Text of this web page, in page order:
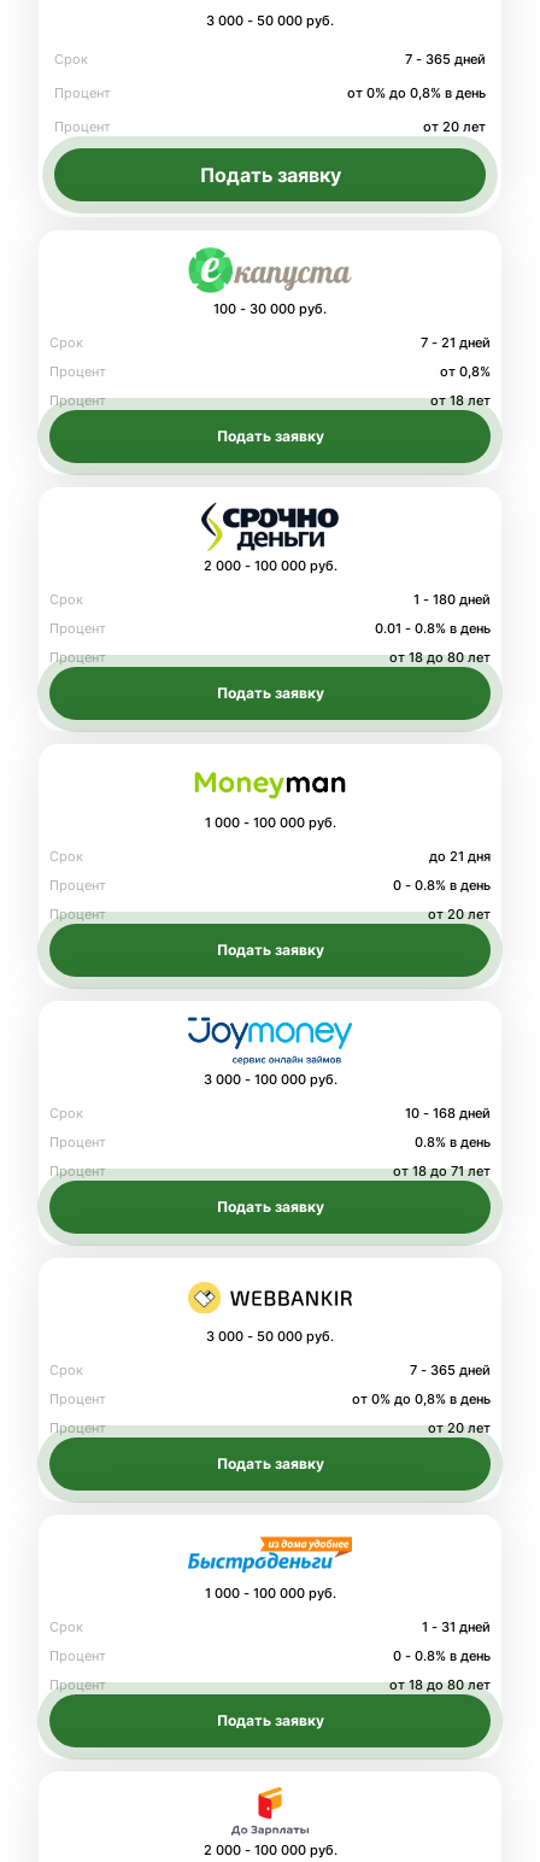
3 000 - 50 000 руб.
Срок
7 - 365 дней
Процент
от 0% до 0,8% в день
Процент
от 20 лет
Подать заявку
100 - 30 000 руб.
Срок
7 - 21 дней
Процент
от 0,8%
Процент
от 18 лет
Подать заявку
2 000 - 100 000 руб.
Срок
1 - 180 дней
Процент
0.01 - 0.8% в день
Процент
от 18 до 80 лет
Подать заявку
1 000 - 100 000 руб.
Срок
до 21 дня
Процент
0 - 0.8% в день
Процент
от 20 лет
Подать заявку
3 000 - 100 000 руб.
Срок
10 - 168 дней
Процент
0.8% в день
Процент
от 18 до 71 лет
Подать заявку
3 000 - 50 000 руб.
Срок
7 - 365 дней
Процент
от 0% до 0,8% в день
Процент
от 20 лет
Подать заявку
1 000 - 100 000 руб.
Срок
1 - 31 дней
Процент
0 - 0.8% в день
Процент
от 18 до 80 лет
Подать заявку
2 000 - 100 000 руб.